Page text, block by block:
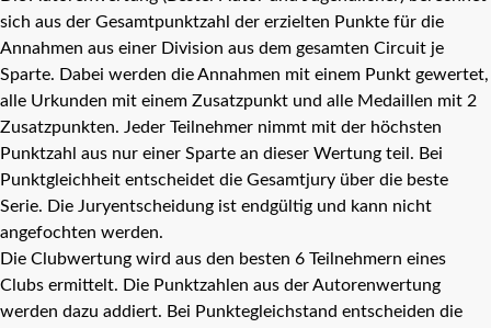
sich aus der Gesamtpunktzahl der erzielten Punkte für die
Annahmen aus einer Division aus dem gesamten Circuit je
Sparte. Dabei werden die Annahmen mit einem Punkt gewertet,
alle Urkunden mit einem Zusatzpunkt und alle Medaillen mit 2
Zusatzpunkten. Jeder Teilnehmer nimmt mit der höchsten
Punktzahl aus nur einer Sparte an dieser Wertung teil. Bei
Punktgleichheit entscheidet die Gesamtjury über die beste
Serie. Die Juryentscheidung ist endgültig und kann nicht
angefochten werden.
Die Clubwertung wird aus den besten 6 Teilnehmern eines
Clubs ermittelt. Die Punktzahlen aus der Autorenwertung
werden dazu addiert. Bei Punktegleichstand entscheiden die